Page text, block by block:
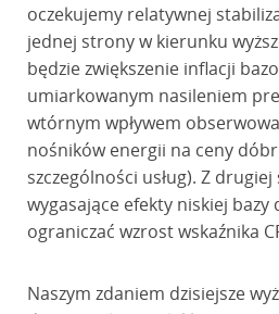
oczekujemy relatywnej
jednej strony w kierunku
będzie zwiększenie inflacji
umiarkowanym nasileniem
wtórnym wpływem
nośników energii na ceny
szczególności usług). Z
wygasające efekty niskiej bazy
ograniczać wzrost wskaźnika
Naszym zdaniem dzisiejsze